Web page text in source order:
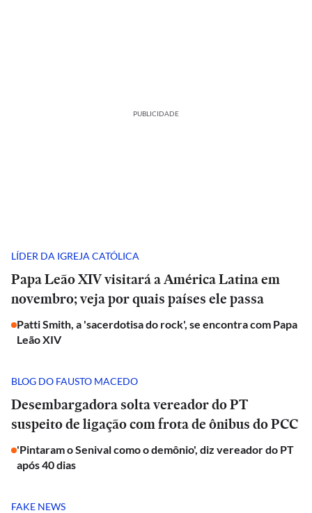
PUBLICIDADE
LÍDER DA IGREJA CATÓLICA
Papa Leão XIV visitará a América Latina em
novembro; veja por quais países ele passa
Patti Smith, a 'sacerdotisa do rock', se encontra com Papa
Leão XIV
BLOG DO FAUSTO MACEDO
Desembargadora solta vereador do PT
suspeito de ligação com frota de ônibus do PCC
'Pintaram o Senival como o demônio', diz vereador do PT
após 40 dias
FAKE NEWS